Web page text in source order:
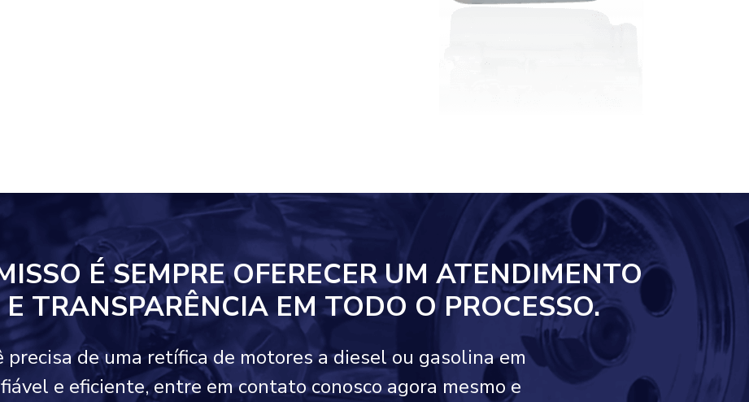
É SEMPRE OFERECER UM ATENDIMENTO
E TRANSPARÊNCIA EMTODO O PROCESSO.
precisa de uma retífica de motores a diesel ou gasolina em
e eficiente, entre em contato conosco agora mesmo e